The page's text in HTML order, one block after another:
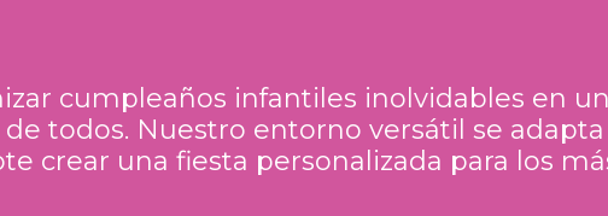
cumpleaños infantiles inolvidables en
todos. Nuestro entorno versátil se
crear una fiesta personalizada para los